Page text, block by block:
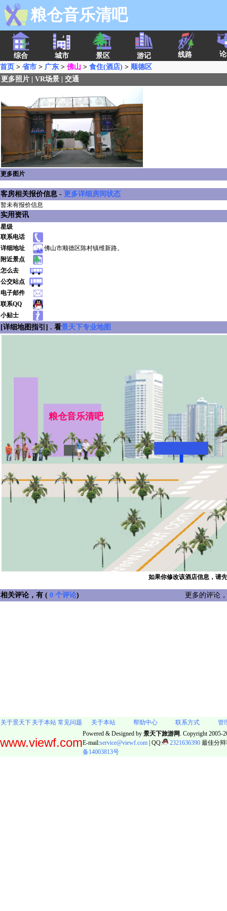
粮仓音乐清吧
综合 城市 景区 游记 线路
首页 > 省市 > 广东 > 佛山 > 食住(酒店) > 顺德区
更多照片
VR场景 交通
更多图片
客房相关报价信息 - 更多详细房间状态
暂未有报价信息
实用资讯
星级
联系电话
详细地址
佛山市顺德区陈村镇维新路。
附近景点
怎么去
公交站点
电子邮件
联系QQ
小贴士
[详细地图指引] . 看景天下专业地图
粮仓音乐清吧
如果你修改该酒店信息，请
相关评论，有 ( 0 个评论) 更多的评论
关于景天下 关于本站 常见问题 关于本站 帮助中心 联系方式 管
www.viewf.com
Powered & Designed by 景天下旅游网 . Copyright 2005-
E-mail:service@viewf.com | QQ: 2321636390 最佳分
备14003813号